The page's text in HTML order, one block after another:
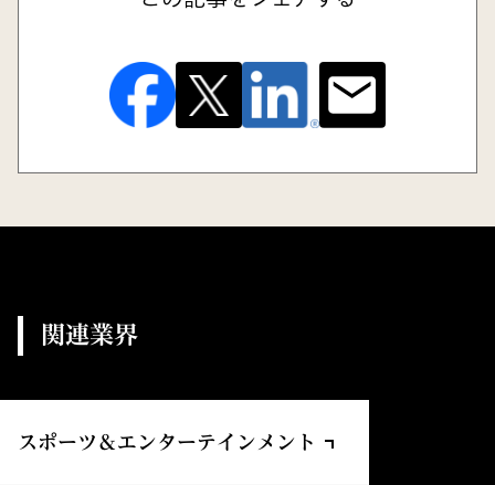
関連業界
スポーツ＆エンターテインメント